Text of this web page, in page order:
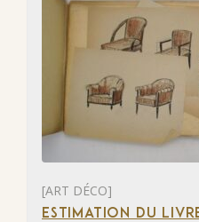
[ART DÉCO]
ESTIMATION DU